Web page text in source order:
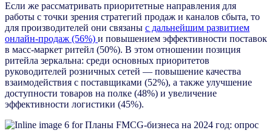
Если же рассматривать приоритетные направления для
работы с точки зрения стратегий продаж и каналов сбыта, то
для производителей они связаны с дальнейшим развитием
онлайн-продаж (56%) и повышением эффективности поставок
в масс-маркет ритейл (50%). В этом отношении позиция
ритейла зеркальна: среди основных приоритетов
руководителей розничных сетей — повышение качества
взаимодействия с поставщиками (52%), а также улучшение
доступности товаров на полке (48%) и увеличение
эффективности логистики (45%).